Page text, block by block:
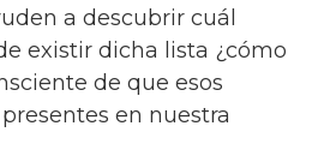
a descubrir cuál
existir dicha lista ¿cómo
de que esos
en nuestra